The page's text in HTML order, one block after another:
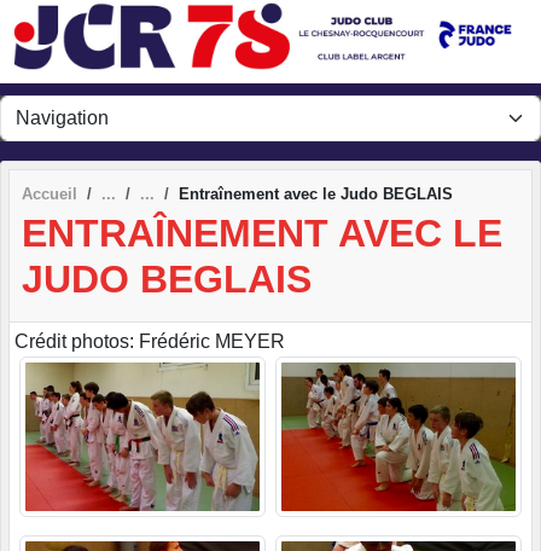
Accueil Entraînement avec le Judo BEGLAIS
ENTRAÎNEMENT AVEC LE
JUDO BEGLAIS
Crédit photos: Frédéric MEYER
Panneau de gestion des cookies